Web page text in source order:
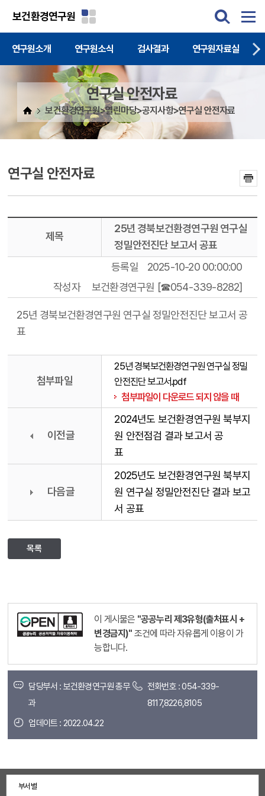
보건환경연구원
연구원소개 연구원소식 검사결과 연구원자료실
연구실 안전자료
보건환경연구원>열린마당>공지사항>연구실 안전자료
연구실 안전자료
제목
25년 경북보건환경연구원 연구실
정밀안전진단 보고서 공표
등록일
2025-10-20 00:00:00
작성자
보건환경연구원 [☎054-339-8282]
25년 경북보건환경연구원 연구실 정밀안전진단 보고서 공
표
첨부파일
25년 경북보건환경연구원 연구실 정밀
안전진단 보고서.pdf
첨부파일이 다운로드 되지 않을 때
이전글
2024년도 보건환경연구원 북부지
원 안전점검 결과 보고서 공
표
다음글
2025년도 보건환경연구원 북부지
원 연구실 정밀안전진단 결과 보고
서 공표
목록
이 게시물은 "공공누리 제3유형(출처표시 +
변경금지)" 조건에 따라 자유롭게 이용이 가
능합니다.
담당부서 : 보건환경연구원 총무
과
전화번호 : 054-339-
8117,8226,8105
업데이트 : 2022.04.22
부서별